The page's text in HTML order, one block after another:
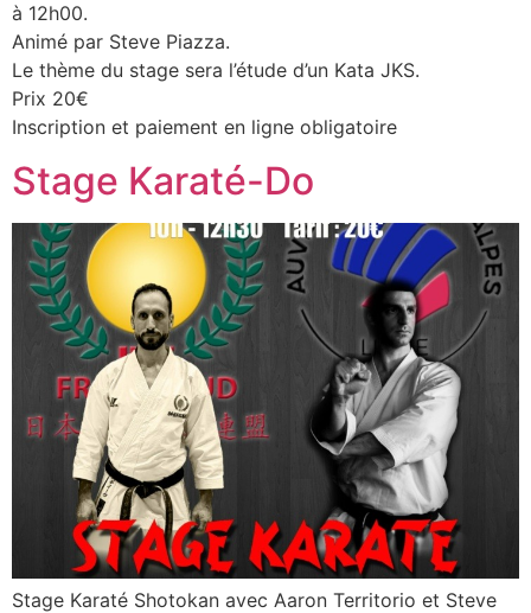
à 12h00.
Animé par Steve Piazza.
Le thème du stage sera l’étude d’un Kata JKS.
Prix 20€
Inscription et paiement en ligne obligatoire
Stage Karaté-Do
Stage Karaté Shotokan avec Aaron Territorio et Steve